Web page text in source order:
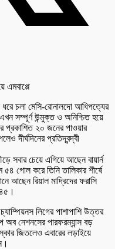
চলা মেসি-রোনালদো আধিপত্যের
সম্পূর্ণ উন্মুক্ত ও অনিশ্চিত হয়ে
প্রকাশিত ২০ জনের পাওয়ার
দীর্ঘদিনের প্রতিদ্বন্দ্বী
সবার চেয়ে এগিয়ে আছেন বায়ার্ন
গোল করে তিনি তালিকার শীর্ষে
আছেন রিয়াল মাদ্রিদের ফরাসি
লিগের পাশাপাশি উত্তর
অব নেশনসের পারফরম্যান্স বড়
জিতলেও এবারের লড়াইয়ে